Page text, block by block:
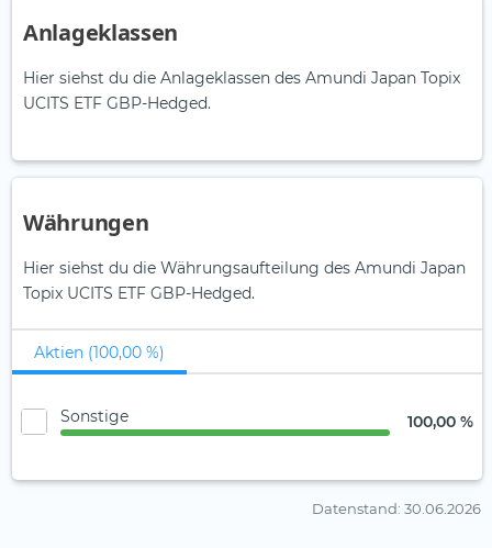
Anlageklassen
Hier siehst du die Anlageklassen des Amundi Japan Topix
UCITS ETF GBP-Hedged.
Währungen
Hier siehst du die Währungsaufteilung des Amundi Japan
Topix UCITS ETF GBP-Hedged.
Aktien (100,00 %)
Sonstige 100,00 %
Datenstand: 30.06.2026